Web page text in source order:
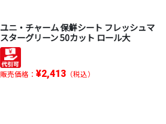
ユニ・チャーム 保鮮シート フレッシュマ
スターグリーン 50カット ロール大
販売価格： ¥2,413（税込）